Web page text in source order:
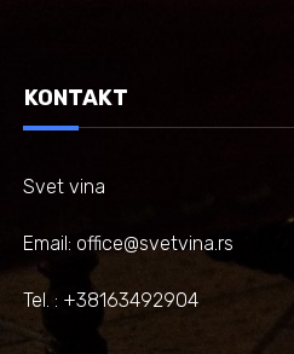
KONTAKT
Svet vina
Email: office@svetvina.rs
Tel. : +38163492904